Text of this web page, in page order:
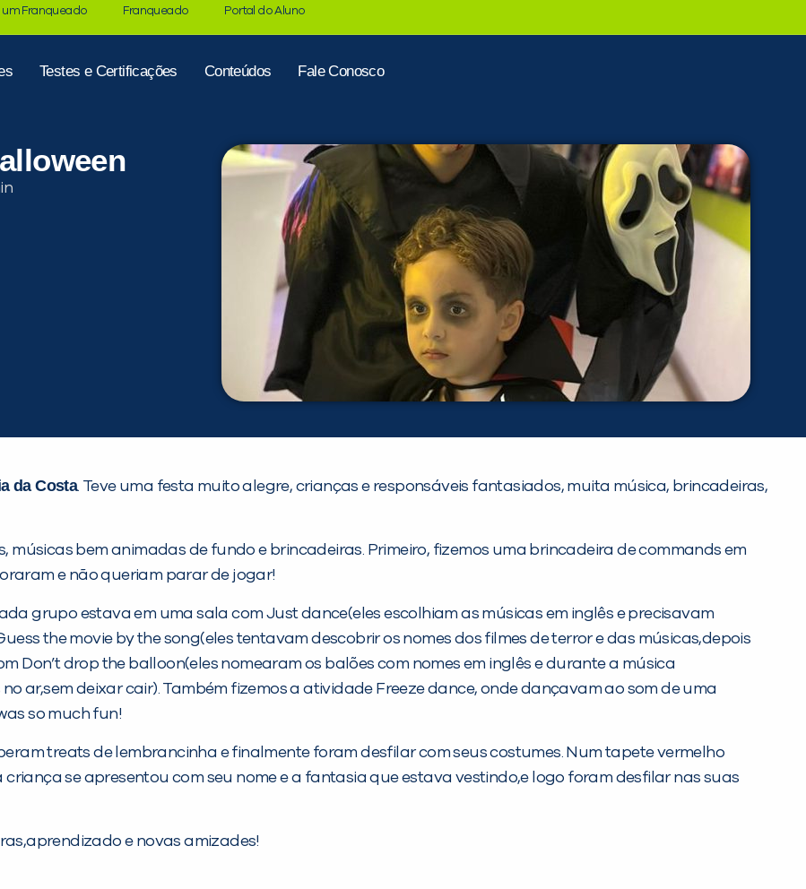
um Franqueado Franqueado Portal do Aluno
Testes e Certificações Conteúdos Fale Conosco
da Costa. Teve uma festa muito alegre, crianças e responsáveis fantasiados, muita música, brincadeiras,
músicas bem animadas de fundo e brincadeiras. Primeiro, fizemos uma brincadeira de commands em
e não queriam parar de jogar!
grupo estava em uma sala com Just dance(eles escolhiam as músicas em inglês e precisavam
the movie by the song(eles tentavam descobrir os nomes dos filmes de terror e das músicas,depois
Don’t drop the balloon(eles nomearam os balões com nomes em inglês e durante a música
ar,sem deixar cair). Também fizemos a atividade Freeze dance, onde dançavam ao som de uma
so much fun!
treats de lembrancinha e finalmente foram desfilar com seus costumes. Num tapete vermelho
se apresentou com seu nome e a fantasia que estava vestindo,e logo foram desfilar nas suas
e novas amizades!